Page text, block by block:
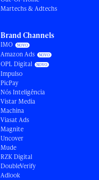
Martechs & Adtechs
Brand Channels
IMO
Amazon Ads
OPL Digital
Impulso
PicPay
Nós Inteligência
Vistar Media
Machina
Viasat Ads
Magnite
Uncover
Mude
RZK Digital
DoubleVerify
Adlook